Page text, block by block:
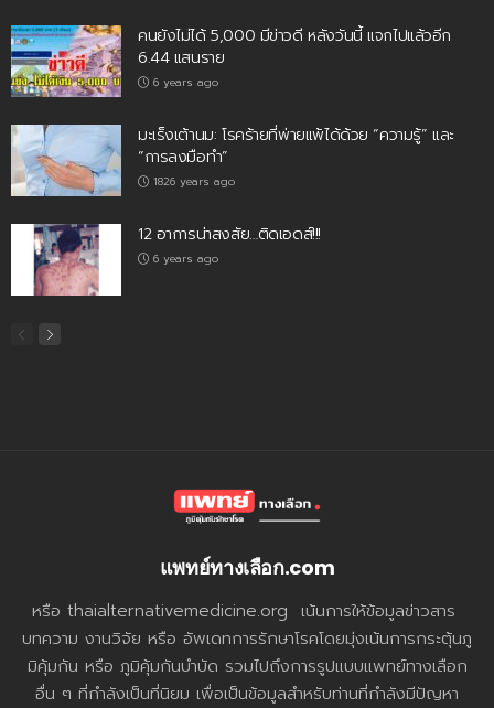
คนยังไม่ได้ 5,000 มีข่าวดี หลังวันนี้ แจกไปแล้วอีก
6.44 แสนราย
6 years ago
มะเร็งเต้านม: โรคร้ายที่พ่ายแพ้ได้ด้วย “ความรู้” และ
“การลงมือทำ”
1826 years ago
12 อาการน่าสงสัย…ติดเอดส์!!!
6 years ago
แพทย์ทางเลือก.com
หรือ thaialternativemedicine.org เน้นการให้ข้อมูลข่าวสาร
บทความ งานวิจัย หรือ อัพเดทการรักษาโรคโดยมุ่งเน้นการกระตุ้นภู
มิคุ้มกัน หรือ ภูมิคุ้มกันบำบัด รวมไปถึงการรูปแบบแพทย์ทางเลือก
อื่น ๆ ที่กำลังเป็นที่นิยม เพื่อเป็นข้อมูลสำหรับท่านที่กำลังมีปัญหา